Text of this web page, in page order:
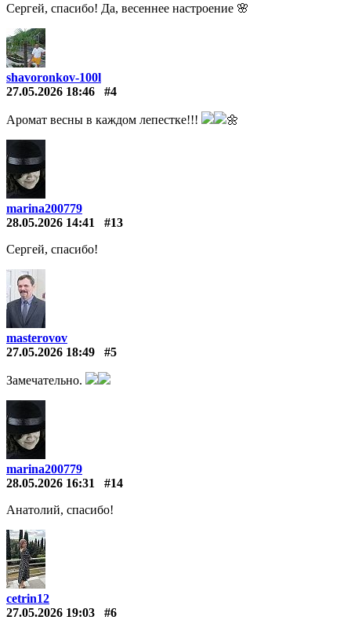
Сергей, спасибо! Да, весеннее настроение 🌸
shavoronkov-100l
27.05.2026 18:46
#4
Аромат весны в каждом лепестке!!! 🌼
marina200779
28.05.2026 14:41
#13
Сергей, спасибо!
masterovov
27.05.2026 18:49
#5
Замечательно.
marina200779
28.05.2026 16:31
#14
Анатолий, спасибо!
cetrin12
27.05.2026 19:03
#6